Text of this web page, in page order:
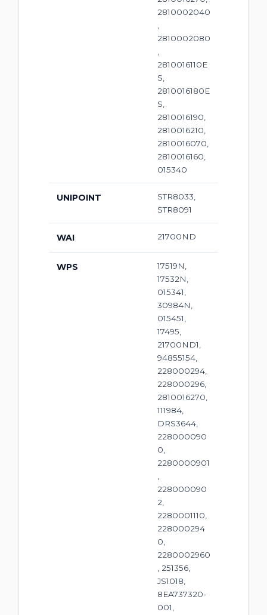
2810002040
,
2810002080
,
2810016110E
S,
2810016180E
S,
2810016190,
2810016210,
2810016070,
2810016160,
015340
UNIPOINT
STR8033,
STR8091
WAI 21700ND
WPS
17519N,
17532N,
015341,
30984N,
015451,
17495,
21700ND1,
94855154,
228000294,
228000296,
2810016270,
111984,
DRS3644,
228000090
0,
2280000901
,
228000090
2,
2280001110,
228000294
0,
2280002960
, 251356,
JS1018,
8EA737320-
001,